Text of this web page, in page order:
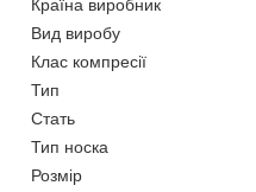
Країна виробник
Вид виробу
Клас компресії
Тип
Стать
Тип носка
Розмір